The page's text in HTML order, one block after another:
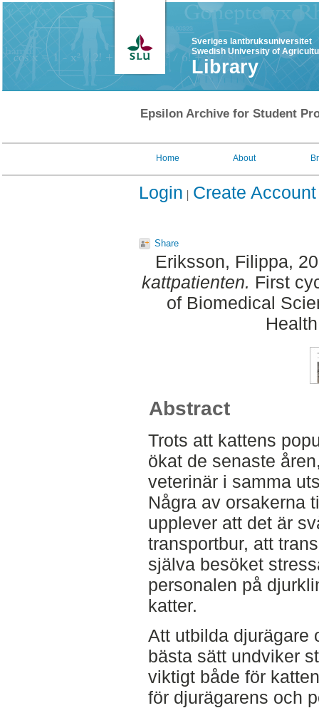
Sveriges lantbruksuniversitet
Swedish University of
Library
Epsilon Archive for Student
Home About
Login Create Account
Share
Eriksson, Filippa,
kattpatienten. First
of Biomedical
Abstract
Trots att kattens
ökat de senaste
veterinär i samma
Några av orsakerna
upplever att det är
transportbur, att
själva besöket
personalen på
katter.
Att utbilda djurägare
bästa sätt undviker
viktigt både för
för djurägarens och